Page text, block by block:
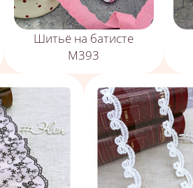
Шитьё на батисте
М393